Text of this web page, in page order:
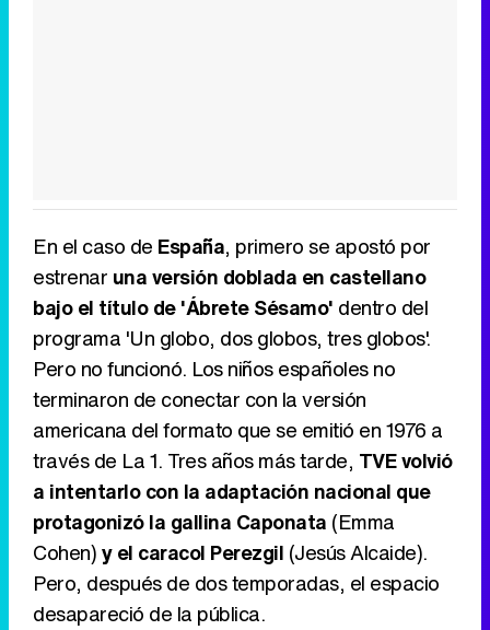
En el caso de España, primero se apostó por
estrenar una versión doblada en castellano
bajo el título de 'Ábrete Sésamo' dentro del
programa 'Un globo, dos globos, tres globos'.
Pero no funcionó. Los niños españoles no
terminaron de conectar con la versión
americana del formato que se emitió en 1976 a
través de La 1. Tres años más tarde, TVE volvió
a intentarlo con la adaptación nacional que
protagonizó la gallina Caponata (Emma
Cohen)y el caracol Perezgil (Jesús Alcaide).
Pero, después de dos temporadas, el espacio
desapareció de la pública.